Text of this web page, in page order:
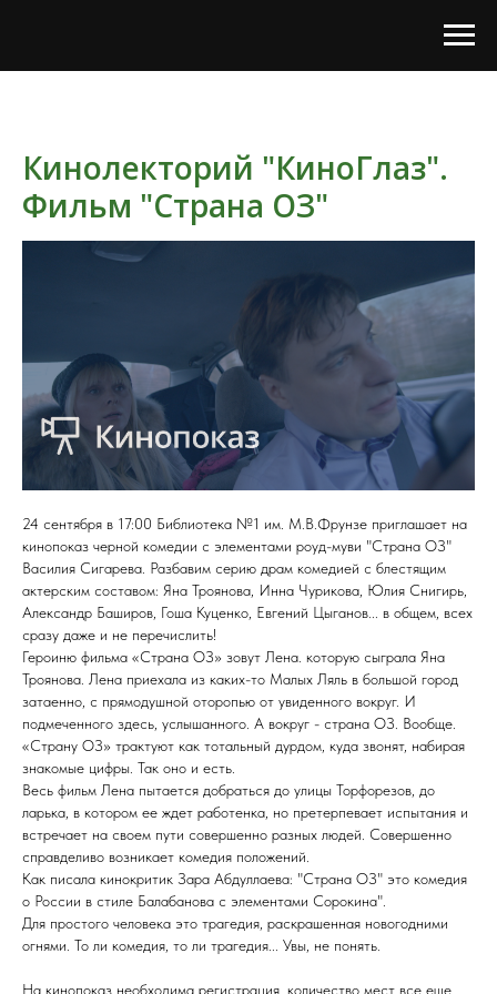
Кинолекторий "КиноГлаз".
Фильм "Страна ОЗ"
24 сентября в 17:00 Библиотека №1 им. М.В.Фрунзе приглашает на
кинопоказ черной комедии с элементами роуд-муви "Страна ОЗ"
Василия Сигарева. Разбавим серию драм комедией с блестящим
актерским составом: Яна Троянова, Инна Чурикова, Юлия Снигирь,
Александр Баширов, Гоша Куценко, Евгений Цыганов... в общем, всех
сразу даже и не перечислить!
Героиню фильма «Страна ОЗ» зовут Лена. которую сыграла Яна
Троянова. Лена приехала из каких-то Малых Ляль в большой город
затаенно, с прямодушной оторопью от увиденного вокруг. И
подмеченного здесь, услышанного. А вокруг - страна ОЗ. Вообще.
«Страну ОЗ» трактуют как тотальный дурдом, куда звонят, набирая
знакомые цифры. Так оно и есть.
Весь фильм Лена пытается добраться до улицы Торфорезов, до
ларька, в котором ее ждет работенка, но претерпевает испытания и
встречает на своем пути совершенно разных людей. Совершенно
справделиво возникает комедия положений.
Как писала кинокритик Зара Абдуллаева: "Страна ОЗ" это комедия
о России в стиле Балабанова с элементами Сорокина".
Для простого человека это трагедия, раскрашенная новогодними
огнями. То ли комедия, то ли трагедия... Увы, не понять.
На кинопоказ необходима регистрация, количество мест все еще